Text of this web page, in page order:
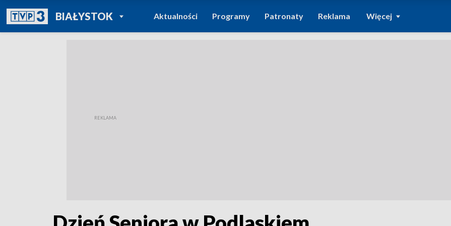
BIAŁYSTOKPOWRÓT DO
TVP REGIONY
Aktualności Programy Patronaty Reklama Więcej